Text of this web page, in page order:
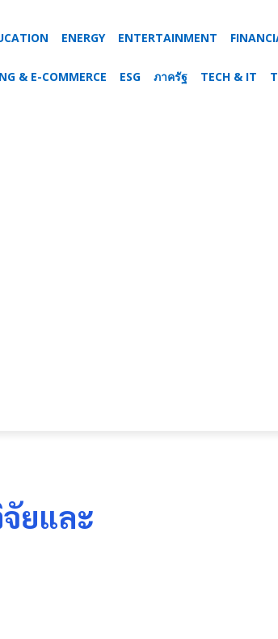
ENERGY ENTERTAINMENT
& E-COMMERCE ESG ภาครัฐ TECH & IT
ยและ